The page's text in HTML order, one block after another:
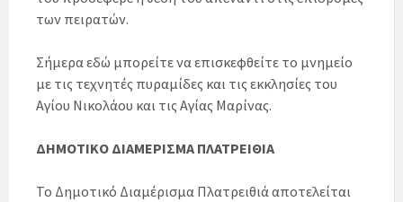
των πειρατών.
Σήμερα εδώ μπορείτε να επισκεφθείτε το μνημείο
με τις τεχνητές πυραμίδες και τις εκκλησίες του
Αγίου Νικολάου και τις Αγίας Μαρίνας.
ΔΗΜΟΤΙΚΟ ΔΙΑΜΕΡΙΣΜΑ ΠΛΑΤΡΕΙΘΙΑ
Το Δημοτικό Διαμέρισμα Πλατρειθιά αποτελείται